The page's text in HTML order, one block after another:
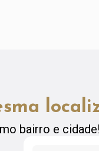
bairro e cidade!